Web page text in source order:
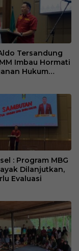
Tersandung
Imbau Hormati
Hukum
: Program MBG
Dilanjutkan,
Evaluasi